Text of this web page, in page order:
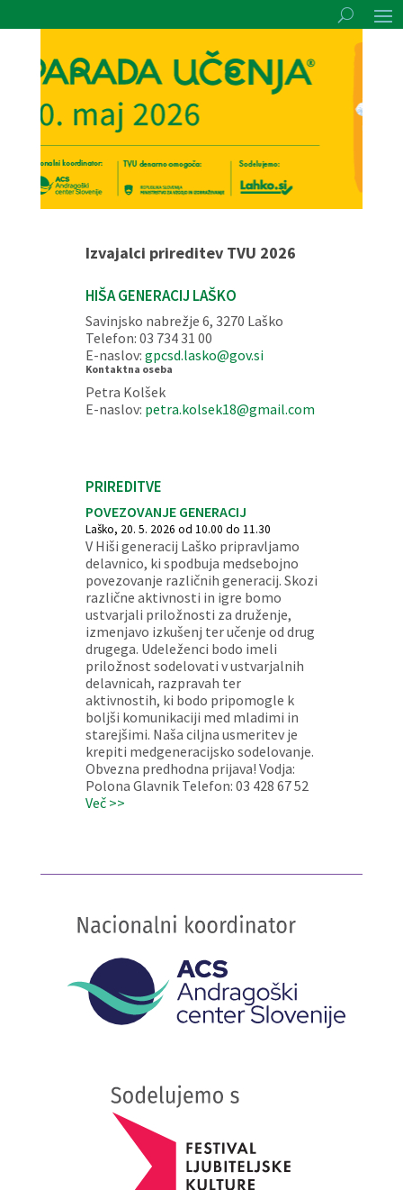
Izvajalci prireditev TVU 2026
HIŠA GENERACIJ LAŠKO
Savinjsko nabrežje 6, 3270 Laško
Telefon: 03 734 31 00
E-naslov: gpcsd.lasko@gov.si
Kontaktna oseba
Petra Kolšek
E-naslov: petra.kolsek18@gmail.com
PRIREDITVE
POVEZOVANJE GENERACIJ
Laško, 20. 5. 2026 od 10.00 do 11.30
V Hiši generacij Laško pripravljamo
delavnico, ki spodbuja medsebojno
povezovanje različnih generacij. Skozi
različne aktivnosti in igre bomo
ustvarjali priložnosti za druženje,
izmenjavo izkušenj ter učenje od drug
drugega. Udeleženci bodo imeli
priložnost sodelovati v ustvarjalnih
delavnicah, razpravah ter
aktivnostih, ki bodo pripomogle k
boljši komunikaciji med mladimi in
starejšimi. Naša ciljna usmeritev je
krepiti medgeneracijsko sodelovanje.
Obvezna predhodna prijava! Vodja:
Polona Glavnik Telefon: 03 428 67 52
Več >>